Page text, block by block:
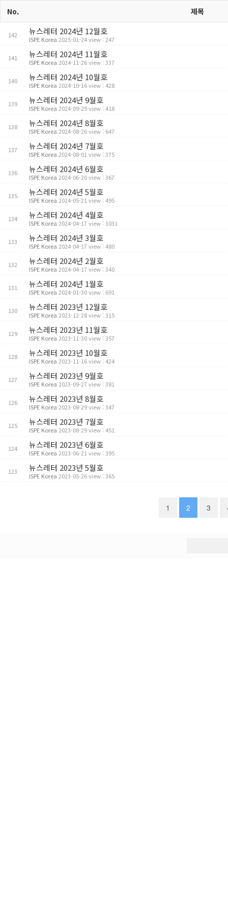
No. 제목
142 뉴스레터 2024년 12월호
ISPE Korea 2025-01-24 view : 247
141 뉴스레터 2024년 11월호
ISPE Korea 2024-11-26 view : 337
140 뉴스레터 2024년 10월호
ISPE Korea 2024-10-16 view : 428
139 뉴스레터 2024년 9월호
ISPE Korea 2024-09-25 view : 418
138 뉴스레터 2024년 8월호
ISPE Korea 2024-08-26 view : 647
137 뉴스레터 2024년 7월호
ISPE Korea 2024-08-01 view : 375
136 뉴스레터 2024년 6월호
ISPE Korea 2024-06-20 view : 367
135 뉴스레터 2024년 5월호
ISPE Korea 2024-05-21 view : 495
134 뉴스레터 2024년 4월호
ISPE Korea 2024-04-17 view : 1031
133 뉴스레터 2024년 3월호
ISPE Korea 2024-04-17 view : 480
132 뉴스레터 2024년 2월호
ISPE Korea 2024-04-17 view : 340
131 뉴스레터 2024년 1월호
ISPE Korea 2024-01-30 view : 691
130 뉴스레터 2023년 12월호
ISPE Korea 2023-12-28 view : 315
129 뉴스레터 2023년 11월호
ISPE Korea 2023-11-30 view : 357
128 뉴스레터 2023년 10월호
ISPE Korea 2023-11-16 view : 424
127 뉴스레터 2023년 9월호
ISPE Korea 2023-09-27 view : 381
126 뉴스레터 2023년 8월호
ISPE Korea 2023-08-29 view : 347
125 뉴스레터 2023년 7월호
ISPE Korea 2023-08-29 view : 451
124 뉴스레터 2023년 6월호
ISPE Korea 2023-06-21 view : 395
123 뉴스레터 2023년 5월호
ISPE Korea 2023-05-26 view : 365
1 2 3